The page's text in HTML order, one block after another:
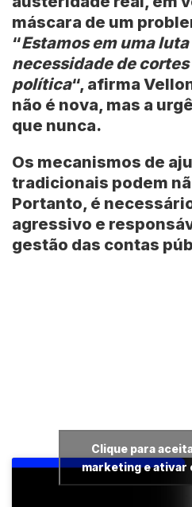
máscara de um
“Estamos em uma
necessidade de cortes
política“, afirma
não é nova, mas a
que nunca.
Os mecanismos de
tradicionais podem
Portanto, é
agressivo e
gestão das contas
Clique para
marketing e ativar